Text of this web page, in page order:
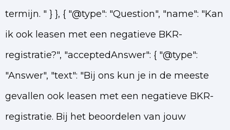
termijn. " } }, { "@type": "Question", "name": "Kan
ik ook leasen met een negatieve BKR-
registratie?", "acceptedAnswer": { "@type":
"Answer", "text": "Bij ons kun je in de meeste
gevallen ook leasen met een negatieve BKR-
registratie. Bij het beoordelen van jouw